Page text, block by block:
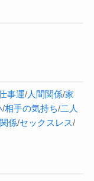
事運/人間関係/家
/相手の気持ち/二人
係/セックスレス/